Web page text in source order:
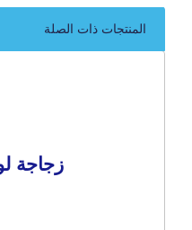
المنتجات ذات الصلة
زجاجة